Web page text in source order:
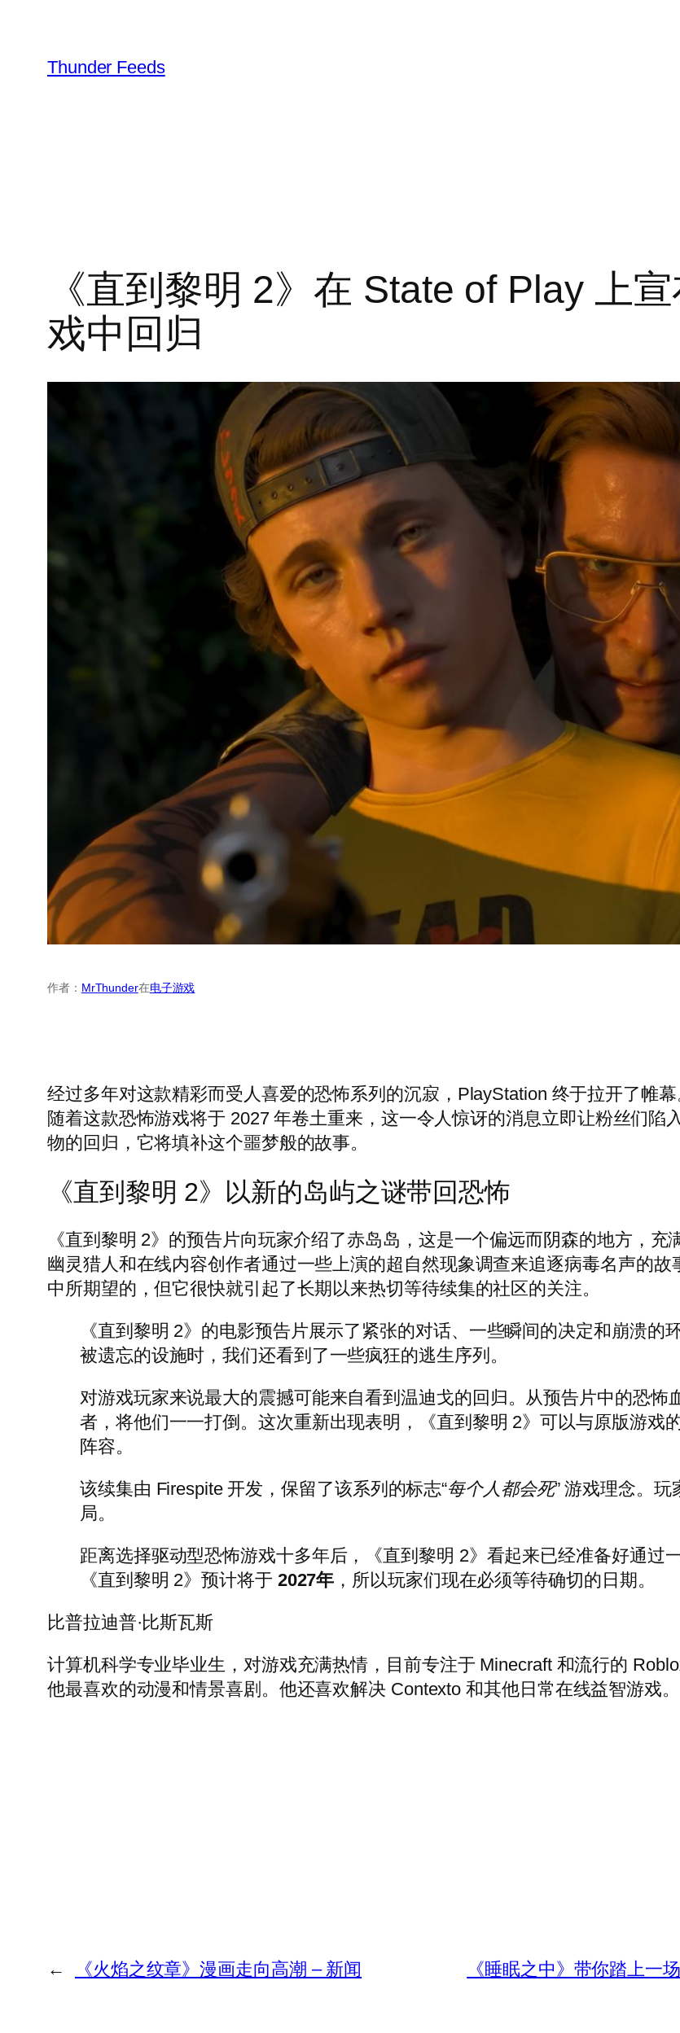
Thunder Feeds
《直到黎明 2》在 State of Play 上
戏中回归
作者： MrThunder在电子游戏
经过多年对这款精彩而受人喜爱的恐怖系列的沉寂，PlayStation 终于拉开了帷幕
随着这款恐怖游戏将于 2027 年卷土重来，这一令人惊讶的消息立即让粉丝们陷
物的回归，它将填补这个噩梦般的故事。
《直到黎明 2》以新的岛屿之谜带回恐怖
《直到黎明 2》的预告片向玩家介绍了赤岛岛，这是一个偏远而阴森的地方，
幽灵猎人和在线内容创作者通过一些上演的超自然现象调查来追逐病毒名声的
中所期望的，但它很快就引起了长期以来热切等待续集的社区的关注。
《直到黎明 2》的电影预告片展示了紧张的对话、一些瞬间的决定和崩溃
被遗忘的设施时，我们还看到了一些疯狂的逃生序列。
对游戏玩家来说最大的震撼可能来自看到温迪戈的回归。从预告片中的恐怖
者，将他们一一打倒。这次重新出现表明，《直到黎明 2》可以与原版游戏
阵容。
该续集由 Firespite 开发，保留了该系列的标志“每个人都会死” 游戏理念。
局。
距离选择驱动型恐怖游戏十多年后，《直到黎明 2》看起来已经准备好通过
《直到黎明 2》预计将于 2027年 ，所以玩家们现在必须等待确切的日期。
比普拉迪普·比斯瓦斯
计算机科学专业毕业生，对游戏充满热情，目前专注于 Minecraft 和流行的
他最喜欢的动漫和情景喜剧。他还喜欢解决 Contexto 和其他日常在线益智游戏。
← 《火焰之纹章》漫画走向高潮 – 新闻 《睡眠之中》带你踏上一